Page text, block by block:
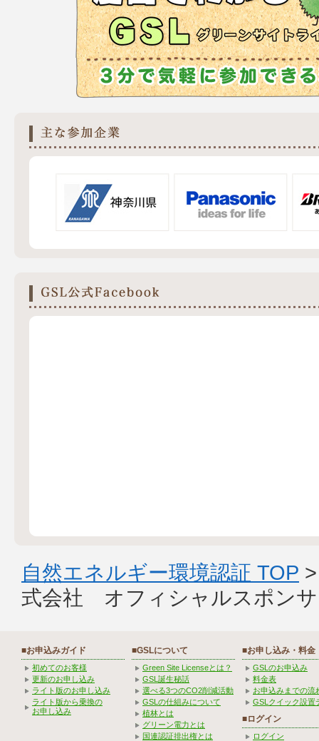
自然エネルギー環境認証 TOP
式会社 オフィシャルスポン
■お申込みガイド
初めてのお客様
更新のお申し込み
ライト版のお申し込み
ライト版から乗換の
お申し込み
■GSLについて
Green Site Licenseとは？
GSL誕生秘話
選べる3つのCO2削減活動
GSLの仕組みについて
植林とは
グリーン電力とは
国連認証排出権とは
■お申し込み・料金
GSLのお申込み
料金表
お申込みまでの流
GSLクイック設置
■ログイン
ログイン